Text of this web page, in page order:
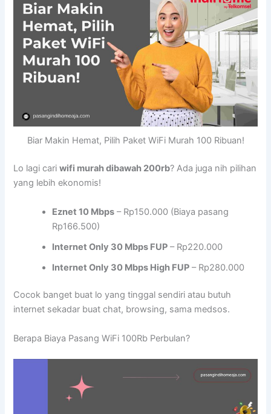
Biar Makin Hemat, Pilih Paket WiFi Murah 100 Ribuan!
Lo lagi cariwifi murah dibawah 200rb? Ada juga nih pilihan
yang lebih ekonomis!
Eznet 10 Mbps – Rp150.000 (Biaya pasang
Rp166.500)
Internet Only 30 Mbps FUP – Rp220.000
Internet Only 30 Mbps High FUP – Rp280.000
Cocok banget buat lo yang tinggal sendiri atau butuh
internet sekadar buat chat, browsing, sama medsos.
Berapa Biaya Pasang WiFi 100Rb Perbulan?